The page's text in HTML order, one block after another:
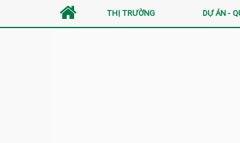
THỊ TRƯỜNG DỰ ÁN -